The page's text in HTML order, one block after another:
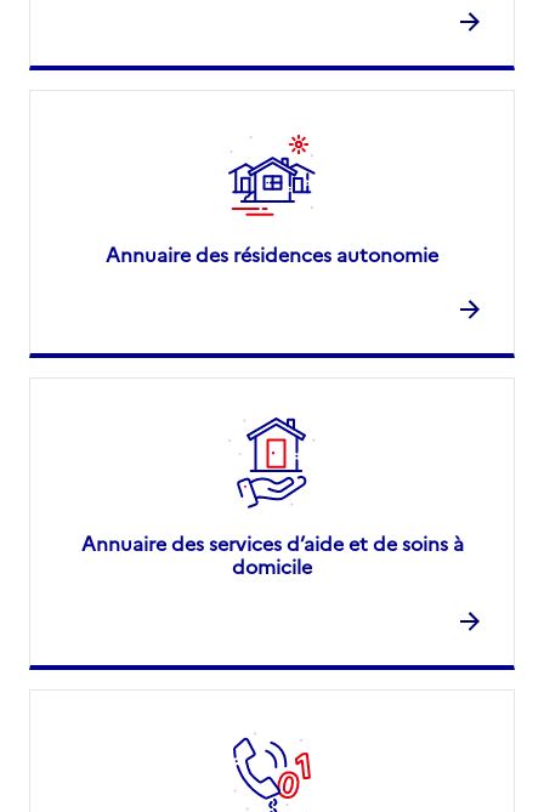
Annuaire des résidences autonomie
Annuaire des services d’aide et de soins à
domicile